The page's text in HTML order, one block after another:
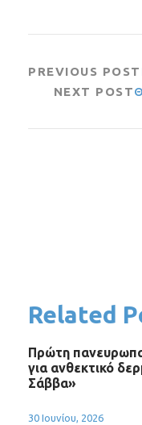
PREVIOUS POST
NEXT POST
Related
Πρώτη
για ανθεκτικό
Σάββα»
30 Ιουνίου, 2026